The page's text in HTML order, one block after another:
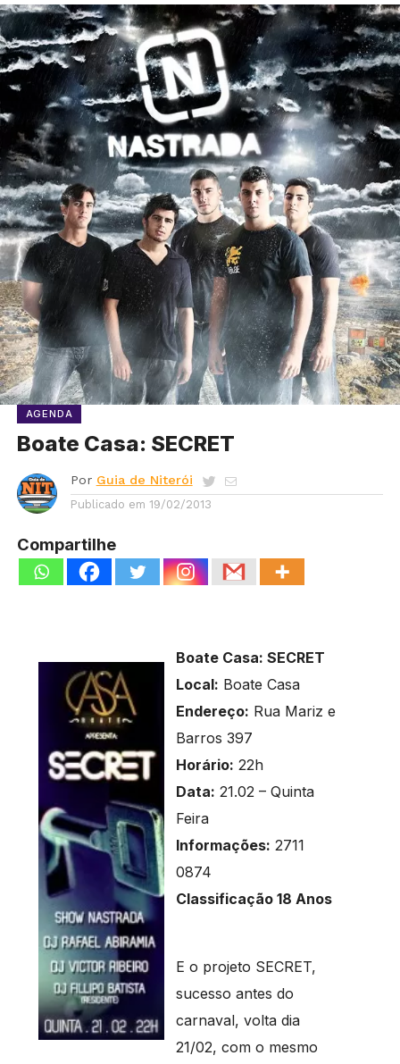
AGENDA
Boate Casa: SECRET
Por Guia de Niterói
Publicado em 19/02/2013
Compartilhe
Boate Casa: SECRET
Local: Boate Casa
Endereço: Rua Mariz e
Barros 397
Horário: 22h
Data: 21.02 – Quinta
Feira
Informações: 2711
0874
Classificação 18 Anos
E o projeto SECRET,
sucesso antes do
carnaval, volta dia
21/02, com o mesmo